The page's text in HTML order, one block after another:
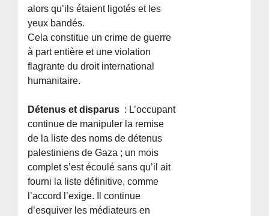
alors qu’ils étaient ligotés et les
yeux bandés.
Cela constitue un crime de guerre
à part entière et une violation
flagrante du droit international
humanitaire.
Détenus et disparus : L’occupant
continue de manipuler la remise
de la liste des noms de détenus
palestiniens de Gaza ; un mois
complet s’est écoulé sans qu’il ait
fourni la liste définitive, comme
l’accord l’exige. Il continue
d’esquiver les médiateurs en